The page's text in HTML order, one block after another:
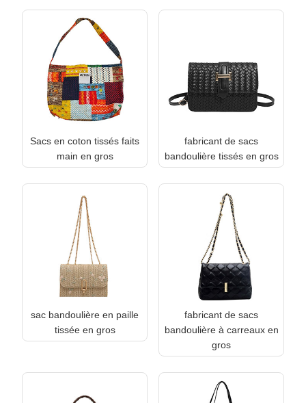
Sacs en coton tissés faits
main en gros
fabricant de sacs
bandoulière tissés en gros
sac bandoulière en paille
tissée en gros
fabricant de sacs
bandoulière à carreaux en
gros